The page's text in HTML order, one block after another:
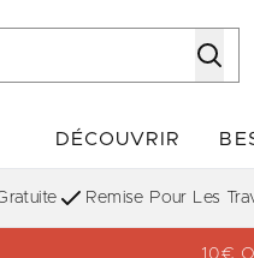
DÉCOUVRIR
Remise Pour Les
10€